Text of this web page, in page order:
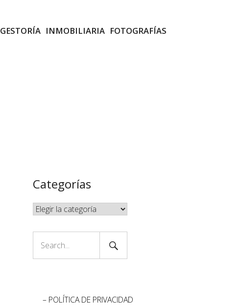
GESTORÍA INMOBILIARIA FOTOGRAFÍAS
Categorías
Categorías
Search
for:
Search
Submit
– POLÍTICA DE PRIVACIDAD